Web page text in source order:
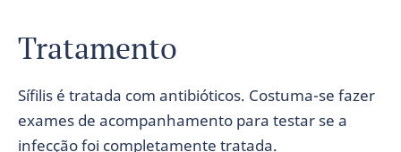
Tratamento
Sífilis é tratada com antibióticos. Costuma-se fazer
exames de acompanhamento para testar se a
infecção foi completamente tratada.